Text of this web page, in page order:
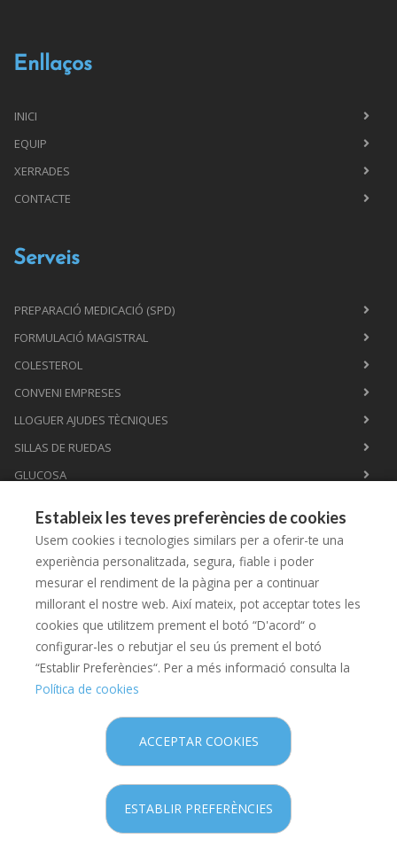
Enllaços
INICI
EQUIP
XERRADES
CONTACTE
Serveis
PREPARACIÓ MEDICACIÓ (SPD)
FORMULACIÓ MAGISTRAL
COLESTEROL
CONVENI EMPRESES
LLOGUER AJUDES TÈCNIQUES
SILLAS DE RUEDAS
GLUCOSA
ASSESSORAMENT LACTÀNCIA
XERRADES PRE-MAMA
HERBORISTERIA I NATUROPATIA
Copyright © 2026 Farmàcia de l'Aigua -Diseño web
- Farmaoffice
Política de privacitat
Política de cookies
Estableix les teves preferències de cookies
Usem cookies i tecnologies similars per a oferir-te una
experiència personalitzada, segura, fiable i poder
mesurar el rendiment de la pàgina per a continuar
millorant el nostre web. Així mateix, pot acceptar totes les
cookies que utilitzem prement el botó “D'acord“ o
configurar-les o rebutjar el seu ús prement el botó
“Establir Preferències“. Per a més informació consulta la
Política de cookies
ACCEPTAR COOKIES
ESTABLIR PREFERÈNCIES